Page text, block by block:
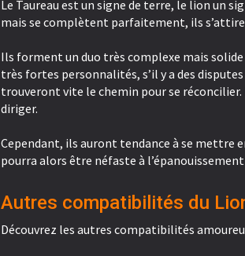
Le Taureau est un signe de terre, le lion un
mais se complètent parfaitement, ils
Ils forment un duo très complexe mais
très fortes personnalités, s’il y a des
trouveront vite le chemin pour se réconcilier.
diriger.
Cependant, ils auront tendance à se mettre
pourra alors être néfaste à
Autres compatibilités du
Découvrez les autres compatibilités